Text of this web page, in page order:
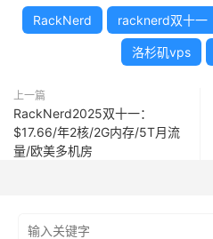
RackNerd racknerd双十一
洛杉矶vps
上一篇
RackNerd2025双十一：
$17.66/年2核/2G内存/5T月流
量/欧美多机房